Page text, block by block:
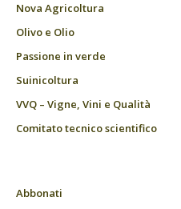
Nova Agricoltura
Olivo e Olio
Passione in verde
Suinicoltura
VVQ – Vigne, Vini e Qualità
Comitato tecnico scientifico
Abbonati